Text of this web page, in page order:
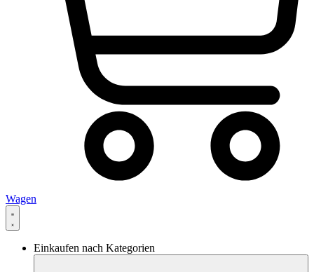
Wagen
Einkaufen nach Kategorien